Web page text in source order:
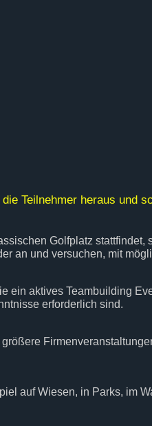
Teilnehmer heraus und
Golfplatz
an und versuchen, mit
ein aktives Teambuilding
erforderlich sind.
auf Wiesen, in Parks, im